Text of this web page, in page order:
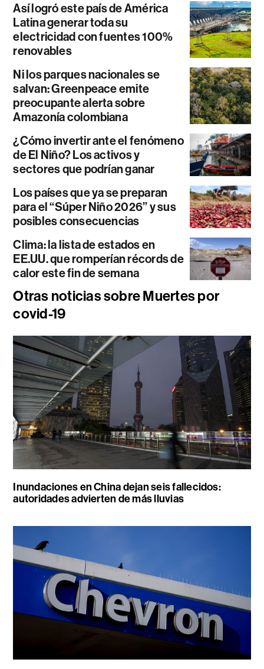
Así logró este país de América
Latina generar toda su
electricidad con fuentes 100%
renovables
Ni los parques nacionales se
salvan: Greenpeace emite
preocupante alerta sobre
Amazonía colombiana
¿Cómo invertir ante el fenómeno
de El Niño? Los activos y
sectores que podrían ganar
Los países que ya se preparan
para el “Súper Niño 2026” y sus
posibles consecuencias
Clima: la lista de estados en
EE.UU. que romperían récords de
calor este fin de semana
Otras noticias sobre Muertes por
covid-19
Inundaciones en China dejan seis fallecidos:
autoridades advierten de más lluvias